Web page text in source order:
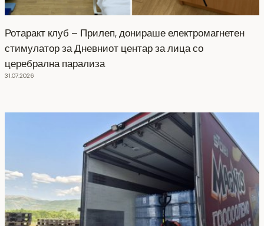
Ротаракт клуб – Прилеп, донираше електромагнетен
стимулатор за Дневниот центар за лица со
церебрална парализа
31.07.2026